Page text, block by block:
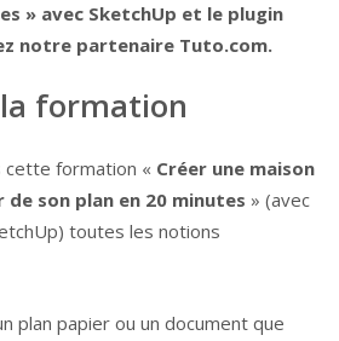
» avec SketchUp et le plugin
notre partenaire Tuto.com.
formation
cette formation « Créer une maison
son plan en 20 minutes » (avec
toutes les notions
plan papier ou un document que